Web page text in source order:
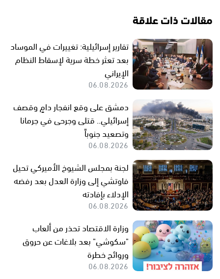
مقالات ذات علاقة
تقارير إسرائيلية: تغييرات في الموساد
بعد تعثر خطة سرية لإسقاط النظام
الإيراني
06.08.2026
دمشق على وقع انفجار دامٍ وقصف
إسرائيلي.. قتلى وجرحى في جرمانا
وتصعيد جنوباً
06.08.2026
لجنة بمجلس الشيوخ الأميركي تحيل
فاوتشي إلى وزارة العدل بعد رفضه
الإدلاء بإفادته
06.08.2026
وزارة الاقتصاد تحذر من ألعاب
"سكوشي" بعد بلاغات عن حروق
وروائح خطرة
06.08.2026